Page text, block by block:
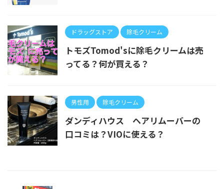
ドラッグストア 除毛クリーム
トモズTomod'sに除毛クリームは売
ってる？何が買える？
男性用 除毛クリーム
ダンディハウス ヘアリムーバーの
口コミは？VIOに使える？